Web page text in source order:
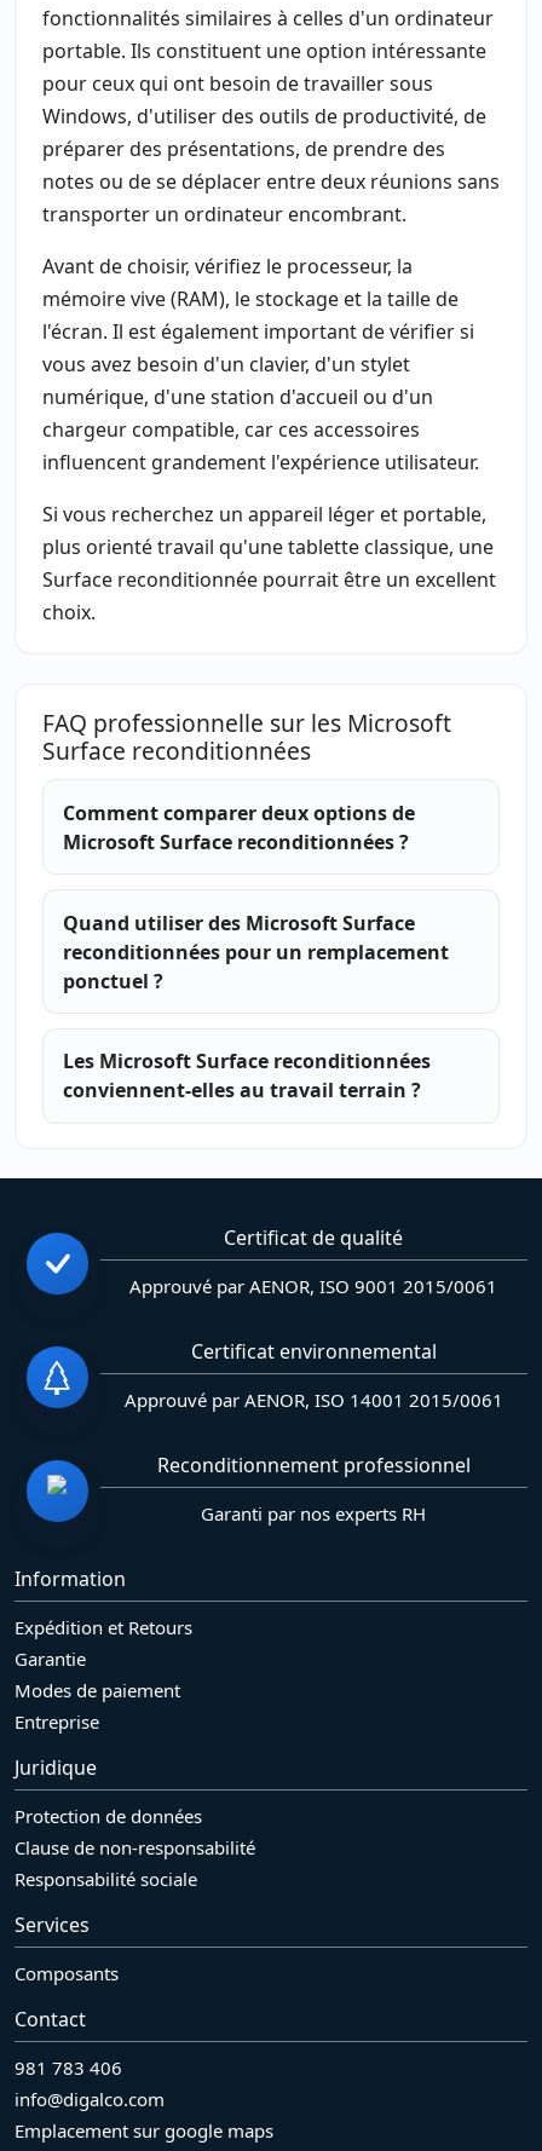
fonctionnalités similaires à celles d'un ordinateur
portable. Ils constituent une option intéressante
pour ceux qui ont besoin de travailler sous
Windows, d'utiliser des outils de productivité, de
préparer des présentations, de prendre des
notes ou de se déplacer entre deux réunions sans
transporter un ordinateur encombrant.
Avant de choisir, vérifiez le processeur, la
mémoire vive (RAM), le stockage et la taille de
l'écran. Il est également important de vérifier si
vous avez besoin d'un clavier, d'un stylet
numérique, d'une station d'accueil ou d'un
chargeur compatible, car ces accessoires
influencent grandement l'expérience utilisateur.
Si vous recherchez un appareil léger et portable,
plus orienté travail qu'une tablette classique, une
Surface reconditionnée pourrait être un excellent
choix.
FAQ professionnelle sur les Microsoft
Surface reconditionnées
Comment comparer deux options de
Microsoft Surface reconditionnées ?
Quand utiliser des Microsoft Surface
reconditionnées pour un remplacement
ponctuel ?
Les Microsoft Surface reconditionnées
conviennent-elles au travail terrain ?
Certificat de qualité
Approuvé par AENOR, ISO 9001 2015/0061
Certificat environnemental
Approuvé par AENOR, ISO 14001 2015/0061
Reconditionnement professionnel
Garanti par nos experts RH
Information
Expédition et Retours
Garantie
Modes de paiement
Entreprise
Juridique
Protection de données
Clause de non-responsabilité
Responsabilité sociale
Services
Composants
Contact
981 783 406
info@digalco.com
Emplacement sur google maps